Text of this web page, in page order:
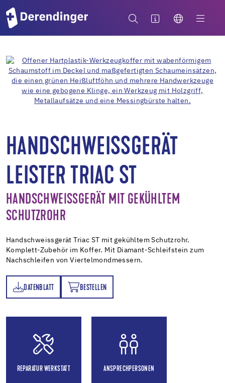
HANDSCHWEISSGERÄT
LEISTER TRIAC ST
HANDSCHWEISSGERÄT MIT GEKÜHLTEM
SCHUTZROHR
Handschweissgerät Triac ST mit gekühltem Schutzrohr.
Komplett-Zubehör im Koffer. Mit Diamant-Schleifstein zum
Nachschleifen von Viertelmondmessern.
DATENBLATT BESTELLEN
BESTELLEN
REPARATUR WERKSTATT ANSPRECHPERSONEN